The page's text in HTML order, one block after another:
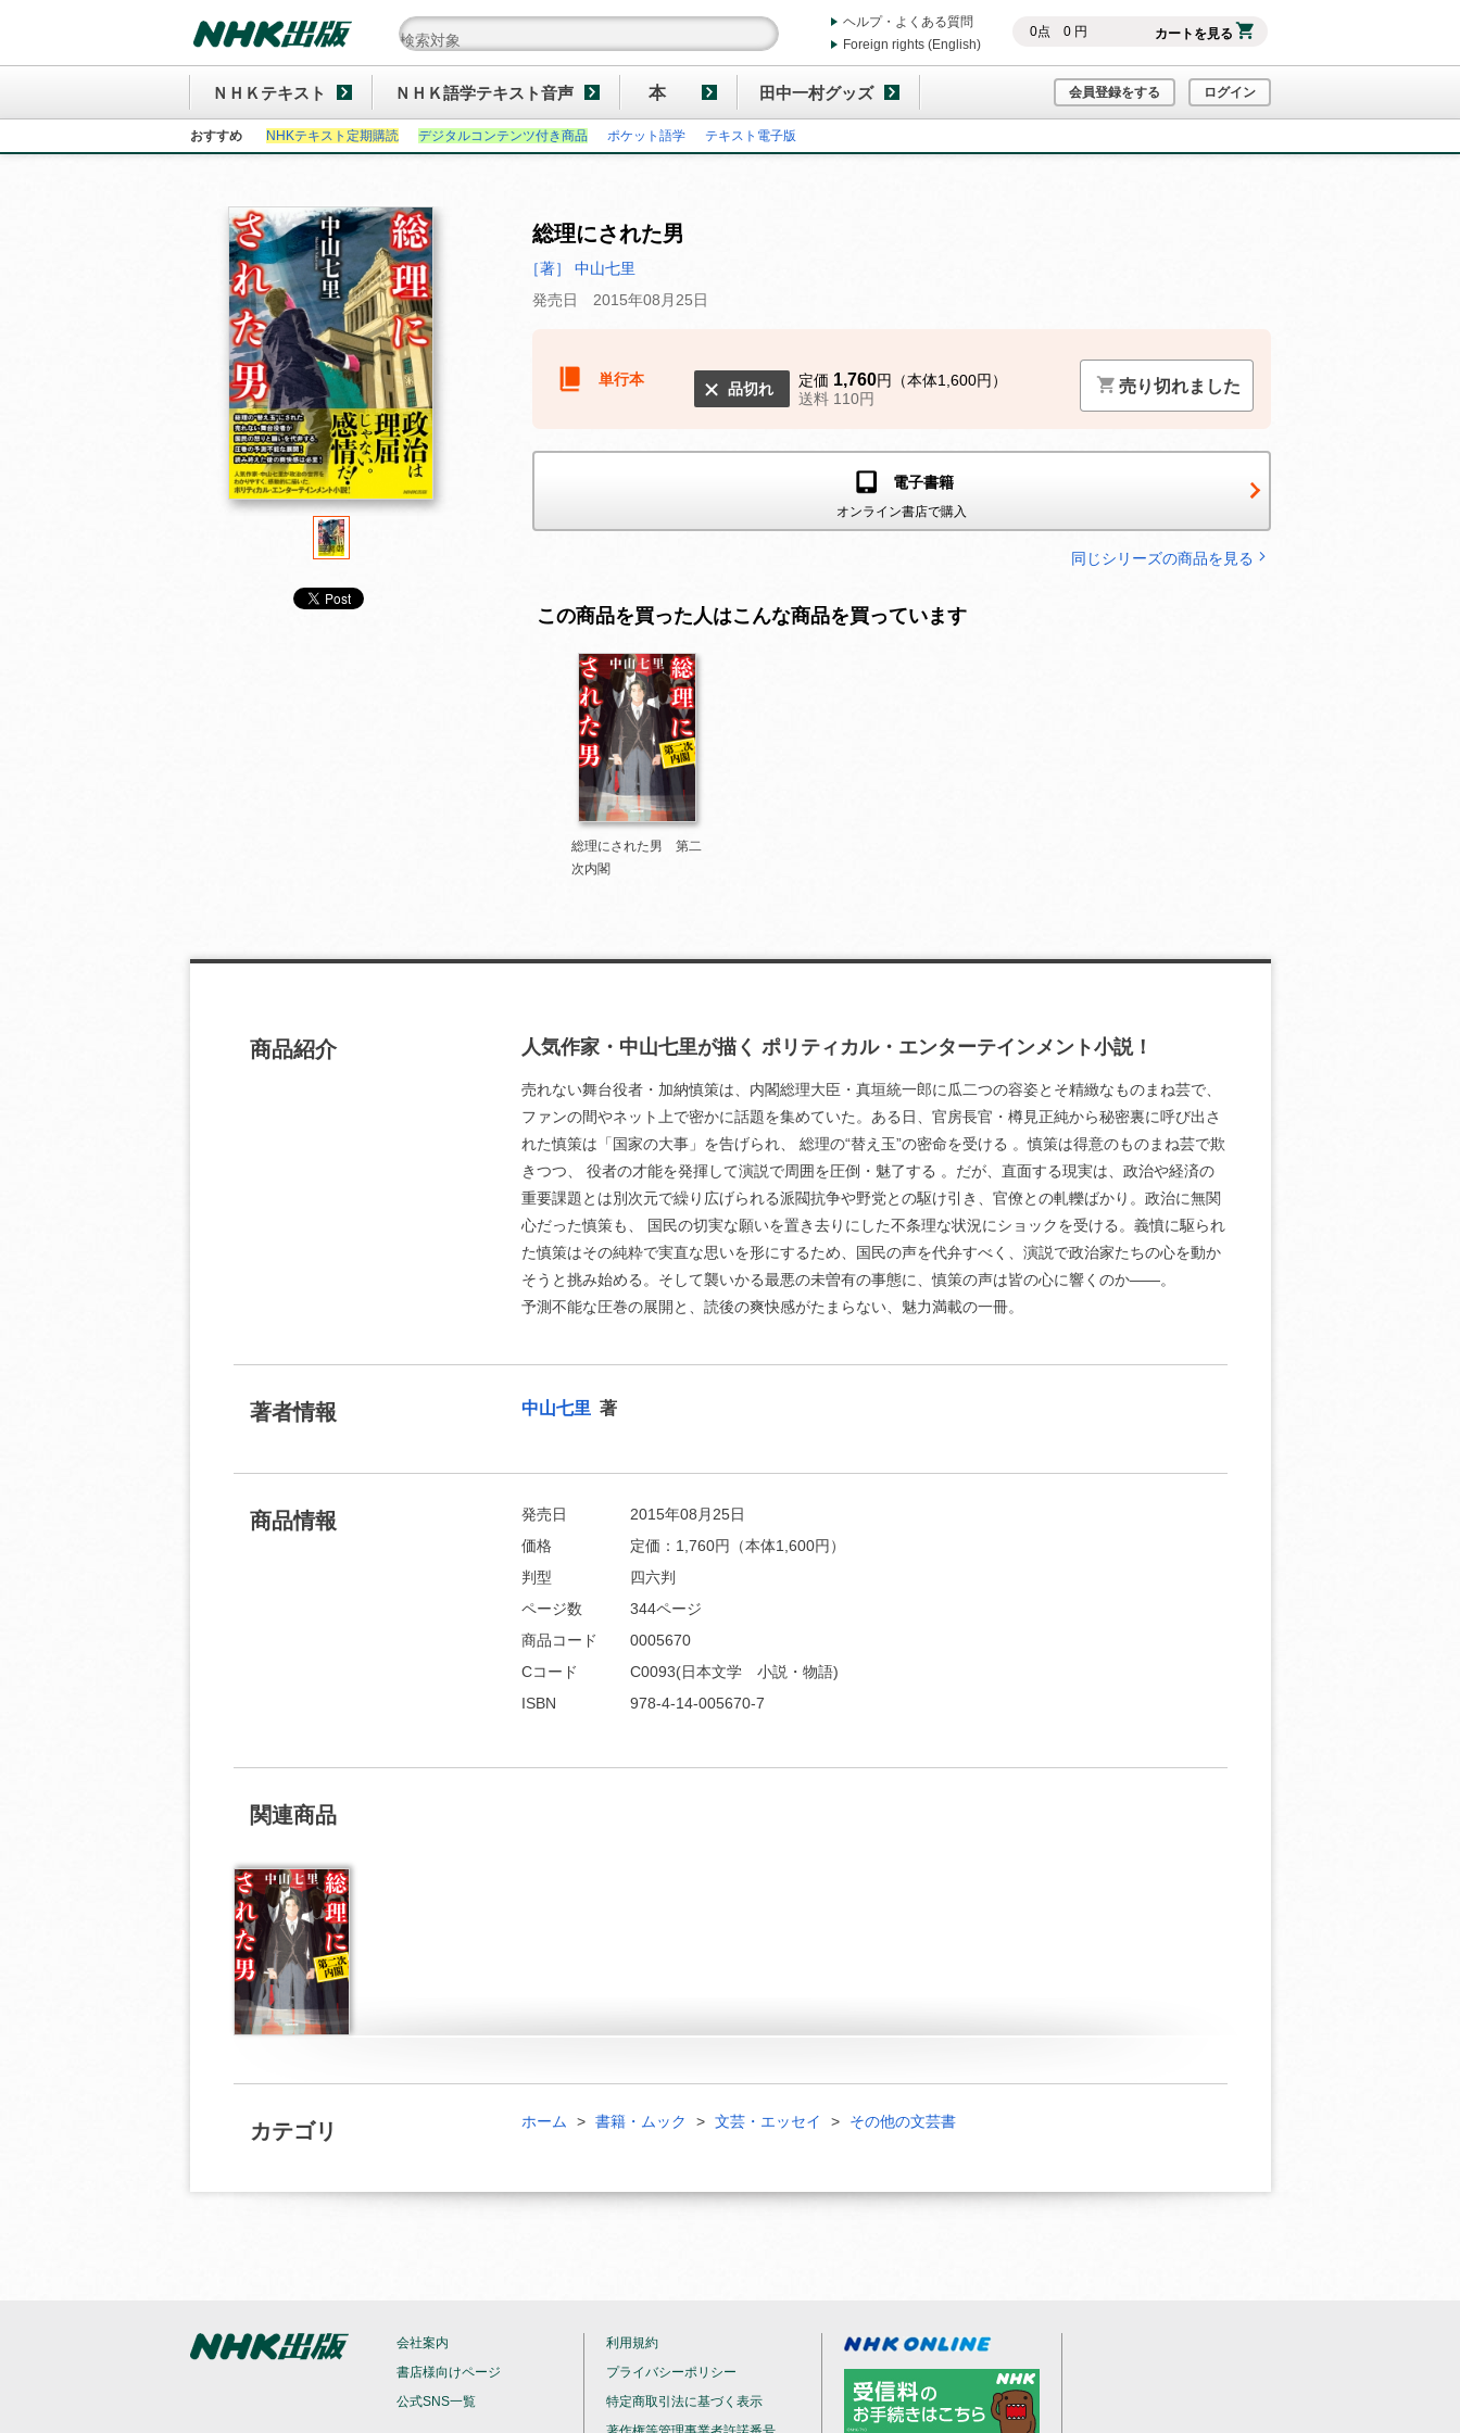
0点 0円 カートを見る
ヘルプ・よくある質問
Foreign rights (English)
ＮＨＫテキスト ＮＨＫ語学テキスト音声 本 田中一村グッズ 会員登録をする ログイン
おすすめ NHKテキスト定期購読 デジタルコンテンツ付き商品 ポケット語学 テキスト電子版
お支払いに進む
総理にされた男
［著］ 中山七里
発売日 2015年08月25日
単行本
品切れ 定価 1,760円（本体1,600円）
送料 110円
売り切れました
電子書籍
オンライン書店で購入
同じシリーズの商品を見る
この商品を買った人はこんな商品を買っています
総理にされた男 第二
次内閣
商品紹介 人気作家・中山七里が描く ポリティカル・エンターテインメント小説！
売れない舞台役者・加納慎策は、内閣総理大臣・真垣統一郎に瓜二つの容姿とそ精緻なものまね芸で、
ファンの間やネット上で密かに話題を集めていた。ある日、官房長官・樽見正純から秘密裏に呼び出さ
れた慎策は「国家の大事」を告げられ、 総理の“替え玉”の密命を受ける 。慎策は得意のものまね芸で欺
きつつ、 役者の才能を発揮して演説で周囲を圧倒・魅了する 。だが、直面する現実は、政治や経済の
重要課題とは別次元で繰り広げられる派閥抗争や野党との駆け引き、官僚との軋轢ばかり。政治に無関
心だった慎策も、 国民の切実な願いを置き去りにした不条理な状況にショックを受ける。義憤に駆られ
た慎策はその純粋で実直な思いを形にするため、国民の声を代弁すべく、演説で政治家たちの心を動か
そうと挑み始める。そして襲いかる最悪の未曽有の事態に、慎策の声は皆の心に響くのか――。
予測不能な圧巻の展開と、読後の爽快感がたまらない、魅力満載の一冊。
著者情報 中山七里 著
商品情報 発売日
2015年08月25日
価格
定価： 1,760円（本体1,600円）
判型
四六判
ページ数
344ページ
商品コード
0005670
Cコード
C0093(日本文学 小説・物語)
ISBN
978-4-14-005670-7
関連商品
カテゴリ ホーム 書籍・ムック 文芸・エッセイ その他の文芸書
会社案内
書店様向けページ
公式SNS一覧
利用規約
プライバシーポリシー
特定商取引法に基づく表示